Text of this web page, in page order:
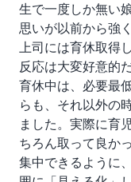
生で一度しか無い
思いが以前から強
上司には育休取得
反応は大変好意的
育休中は、必要最
らも、それ以外の
ました。実際に育
ちろん取って良か
集中できるように